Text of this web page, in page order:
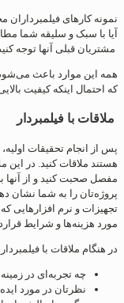
نمونه کارهای فیلمبرداران
مشتریان قبلی آنها توجه
همه این موارد باعث
که احتمال اینکه کیفیت
ملاقات با فیلمبردار
پس از انجام تحقیقات
هستند ملاقات کنید. در این
مفصل صحبت کنید و از آنها
پروژه‌تان را به شما نشان
تجهیزات و نرم افزارهایی
مورد هزینه‌ها و شرایط
در هنگام ملاقات با
چه تجربه‌ای در
نظرتان در مورد